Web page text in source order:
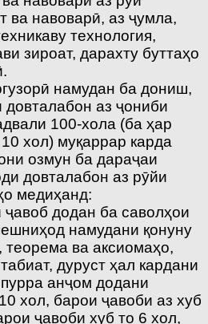
ва навоварӣ, аз ҷумла,
технология,
зироат, дарахту буттаҳо
намудан ба дониш,
аз ҷониби
100-хола (ба ҳар
хол) муқаррар карда
озмун ба дараҷаи
довталабон аз рӯйи
медиҳанд:
додан ба саволҳои
намудани қонуну
теорема ва аксиомаҳо,
дуруст ҳал кардани
анҷом додани
хол, барои ҷавоби аз хуб
ҷавоби хуб то 6 хол,